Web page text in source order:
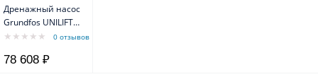
Дренажный насос
Grundfos UNILIFT
AP 50.50.08.A1.V Rp
~1x230V 50Hz с
0 отзывов
78 608 ₽